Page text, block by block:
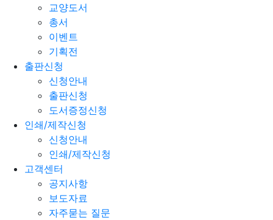
교양도서
총서
이벤트
기획전
출판신청
신청안내
출판신청
도서증정신청
인쇄/제작신청
신청안내
인쇄/제작신청
고객센터
공지사항
보도자료
자주묻는 질문